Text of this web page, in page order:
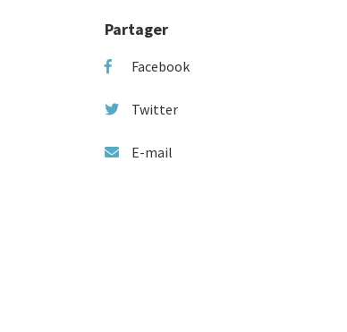
Partager
Facebook
Twitter
E-mail